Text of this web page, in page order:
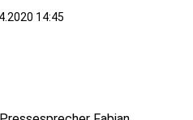
14:45